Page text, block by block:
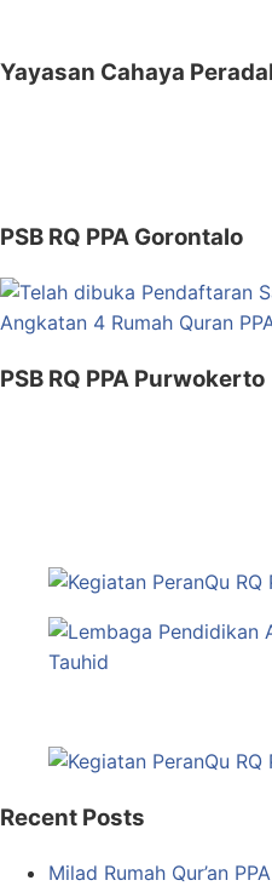
Yayasan Cahaya
PSB RQ PPA Gorontalo
PSB RQ PPA Purwokerto
Recent Posts
Milad Rumah Qur’an